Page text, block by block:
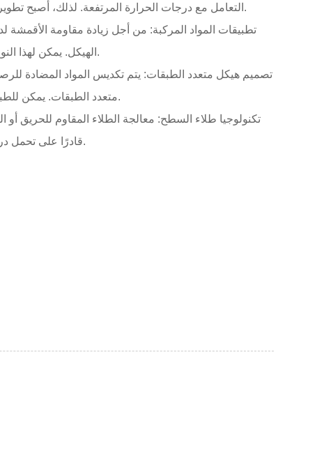
التعامل مع درجات الحرارة المرتفعة. لذلك، أصبح تطوير الأقمشة الواقية المركبة التي يمكنها تحمل درجات الحرارة المرتفعة ولها وظائف مضادة للرصاص أحد اتجاهات البحث الرئيسية.
تطبيقات المواد المركبة: من أجل زيادة مقاومة الأقمشة
الهيكل. يمكن لهذا النوع من المواد أن يمتص ويعزل درجات الحرارة المرتفعة عند احتراق الفسفور الأبيض، مما يحمي بنية الألياف الداخلية من الاحتراق.
تصميم هيكل متعدد الطبقات: يتم تكديس المواد المضادة
متعدد الطبقات. يمكن للطبقة الخارجية المقاومة للحريق أن تعزل درجات الحرارة العالية في فترة زمنية قصيرة وتحمي الألياف الداخلية المضادة للرصاص.
تكنولوجيا طلاء السطح: معالجة الطلاء المقاوم للحريق
قادرًا على تحمل درجات الحرارة المرتفعة فحسب، بل يجب أن يتمتع أيضًا بثبات كيميائي قوي للتعامل مع الدخان السام الناتج عن الفوسفور الأبيض.